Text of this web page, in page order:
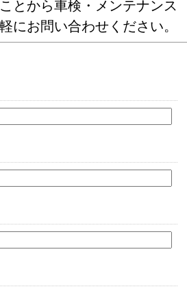
とから車検・メンテナンス
にお問い合わせください。